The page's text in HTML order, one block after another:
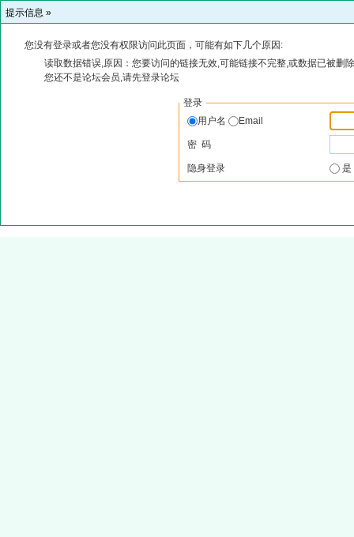
提示信息 »
您没有登录或者您没有权限访问此页面，可能有如下几个原因:
读取数据错误,原因：您要访问的链接无效,可能链接不完整,或数据已被删
您还不是论坛会员,请先登录论坛
登录
用户名
Email
密 码
隐身登录